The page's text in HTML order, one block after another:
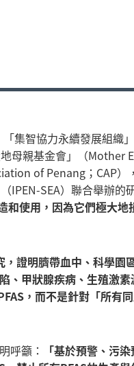
集智協力永續發展組織
親基金會」（Mother
of Penang；CAP）
SEA）聯合舉辦的
和使用，因為它們極大地
證明臍帶血中、科學園
、甲狀腺疾病、生殖激
，而不是針對「所有
呼籲：
「基於預警、污